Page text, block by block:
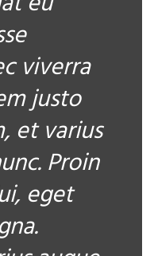
viverra
justo
et varius
Proin
eget